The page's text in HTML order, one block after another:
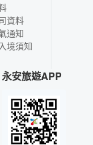
資料
通知
境須知
永安旅遊APP